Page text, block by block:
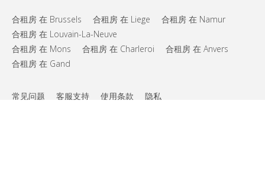
合租房 在 Brussels 合租房 在 Liege
合租房 在 Namur
合租房 在 Louvain-La-Neuve
合租房 在 Mons
合租房 在 Charleroi
合租房 在 Anvers
合租房 在 Gand
常见问题 客服支持 使用条款 隐私